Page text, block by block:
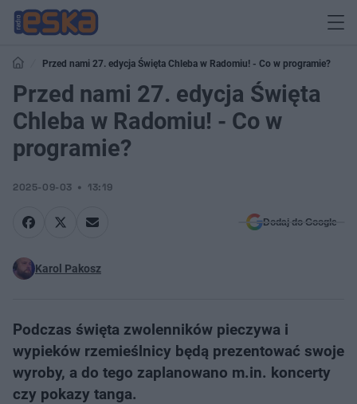
Przed nami 27. edycja Święta Chleba w Radomiu! - Co w programie?
Przed nami 27. edycja Święta
Chleba w Radomiu! - Co w
programie?
2025-09-03 13:19
Dodaj do Google
Karol Pakosz
Podczas święta zwolenników pieczywa i
wypieków rzemieślnicy będą prezentować swoje
wyroby, a do tego zaplanowano m.in. koncerty
czy pokazy tanga.